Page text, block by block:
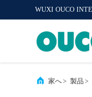
WUXI OUCO
家へ> 製品 >